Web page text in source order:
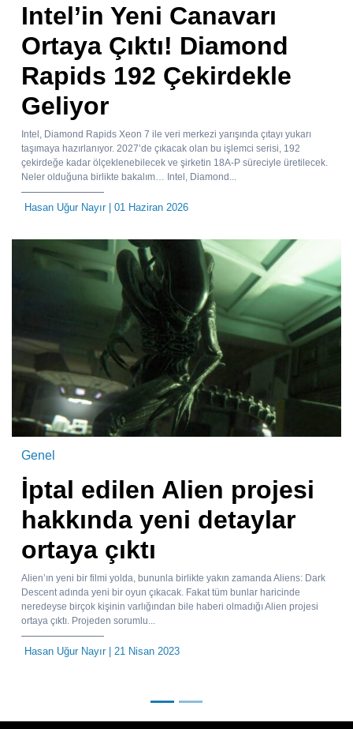
Intel’in Yeni Canavarı
Ortaya Çıktı! Diamond
Rapids 192 Çekirdekle
Geliyor
Intel, Diamond Rapids Xeon 7 ile veri merkezi yarışında çıtayı yukarı
taşımaya hazırlanıyor. 2027’de çıkacak olan bu işlemci serisi, 192
çekirdeğe kadar ölçeklenebilecek ve şirketin 18A-P süreciyle üretilecek.
Neler olduğuna birlikte bakalım… Intel, Diamond...
Hasan Uğur Nayır| 01 Haziran 2026
Genel
İptal edilen Alien projesi
hakkında yeni detaylar
ortaya çıktı
Alien’ın yeni bir filmi yolda, bununla birlikte yakın zamanda Aliens: Dark
Descent adında yeni bir oyun çıkacak. Fakat tüm bunlar haricinde
neredeyse birçok kişinin varlığından bile haberi olmadığı Alien projesi
ortaya çıktı. Projeden sorumlu...
Hasan Uğur Nayır| 21 Nisan 2023